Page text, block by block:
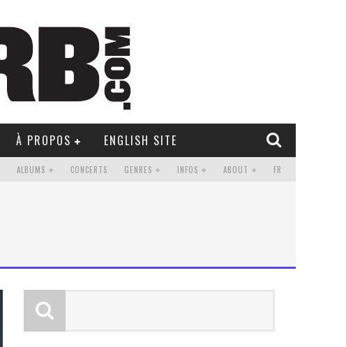
À PROPOS ENGLISH SITE
ALBUMS CONCERTS GENRES INFOS ABOUT FR